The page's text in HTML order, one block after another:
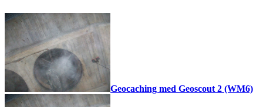
Geocaching med Geoscout 2 (WM6)